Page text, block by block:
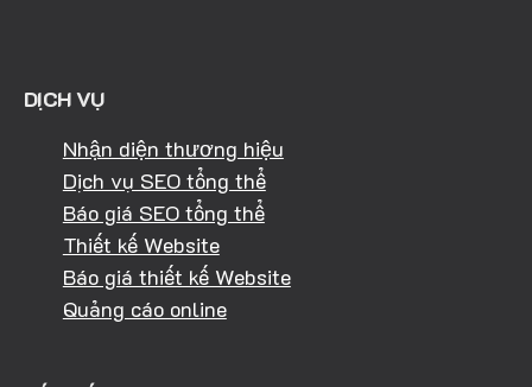
DỊCH VỤ
Nhận diện thương hiệu
Dịch vụ SEO tổng thể
Báo giá SEO tổng thể
Thiết kế Website
Báo giá thiết kế Website
Quảng cáo online